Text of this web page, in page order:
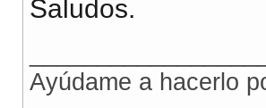
Saludos.
Ayúdame a hacerlo